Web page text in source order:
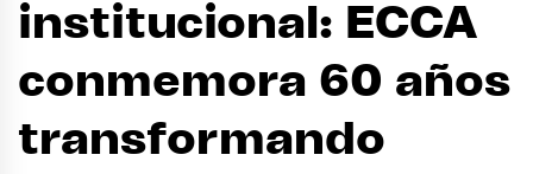
institucional: ECCA
conmemora 60 años
transformando